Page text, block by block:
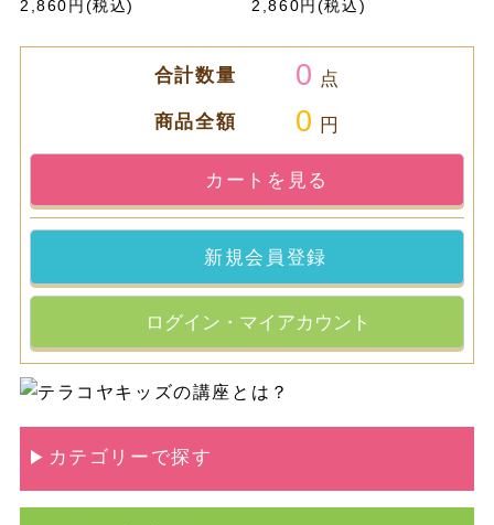
2,860円(税込) 2,860円(税込)
合計数量 0 点
商品全額 0 円
カートを見る
新規会員登録
ログイン・マイアカウント
カテゴリーで探す